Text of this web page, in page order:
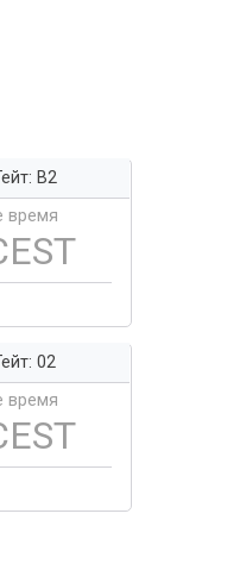
B2
время
02
время